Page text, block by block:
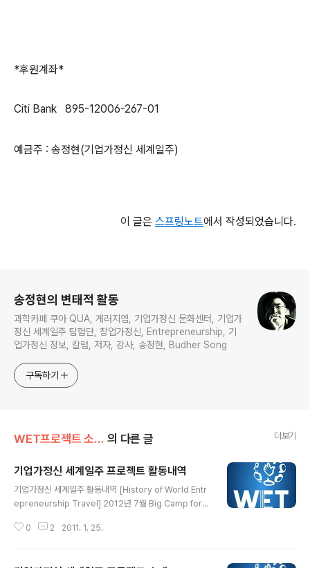
*후원계좌*
Citi Bank 895-12006-267-01
예금주 : 송정현(기업가정신 세계일주)
이 글은 스프링노트에서 작성되었습니다.
송정현의 변태적 활동
과학카페 쿠아 QUA, 게러지엠, 기업가정신 문화센터, 기업가
정신 세계일주 탐험단, 창업가정신, Entrepreneurship, 기
업가정신 정보, 칼럼, 저자, 강사, 송정현, Budher Song
구독하기
WET프로젝트 소개 의 다른 글 더보기
기업가정신 세계일주 프로젝트 활동내역
기업가정신 세계일주 활동내역 [History of World Entr
epreneurship Travel] 2012년 7월 Big Camp for E
in Mexico - Official Sherpa 참석2012년 6월 2012
0 2 2011. 1. 25.